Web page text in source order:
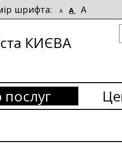
шрифта: A A A
КИЄВА
послуг